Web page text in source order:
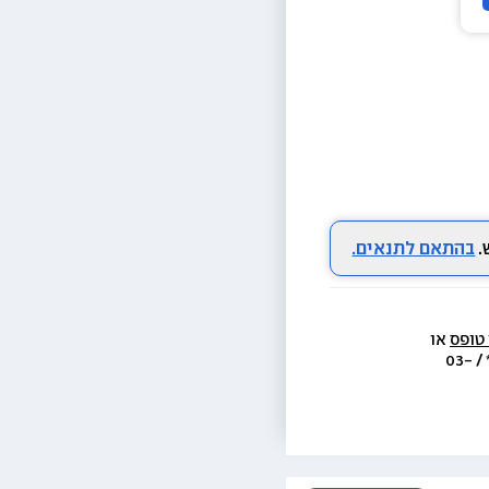
בהתאם לתנאים.
טופס
  או בת.ד 438 ראשון לציון או בטל׳  3733* / 03-